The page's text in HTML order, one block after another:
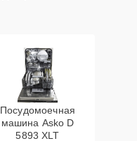
Посудомоечная
машина Asko D
5893 XLT